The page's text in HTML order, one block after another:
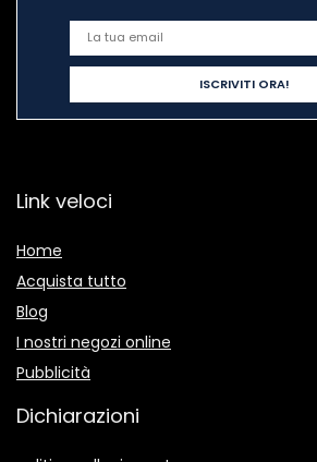
Link veloci
Home
Acquista tutto
Blog
I nostri negozi online
Pubblicità
Dichiarazioni